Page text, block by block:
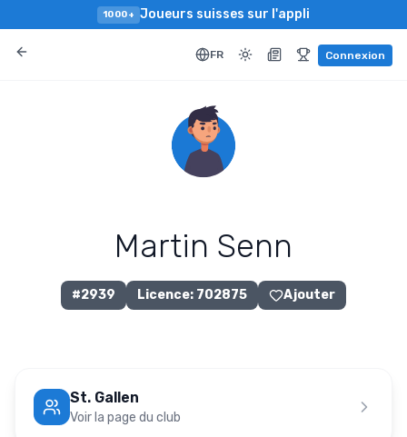
1000+ Joueurs suisses sur l'appli
FR Connexion
Martin Senn
#2939 Licence: 702875 Ajouter
St. Gallen
Voir la page du club